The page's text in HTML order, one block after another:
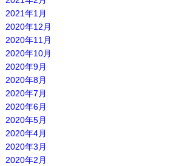
2021年1月
2020年12月
2020年11月
2020年10月
2020年9月
2020年8月
2020年7月
2020年6月
2020年5月
2020年4月
2020年3月
2020年2月